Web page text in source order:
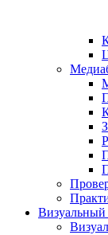
Визуальный